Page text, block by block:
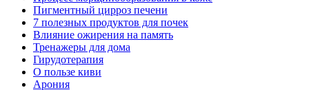
Пигментный цирроз печени
7 полезных продуктов для почек
Влияние ожирения на память
Тренажеры для дома
Гирудотерапия
О пользе киви
Арония